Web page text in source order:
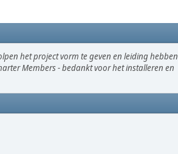
het project vorm te geven en leiding hebben
Members - bedankt voor het installeren en